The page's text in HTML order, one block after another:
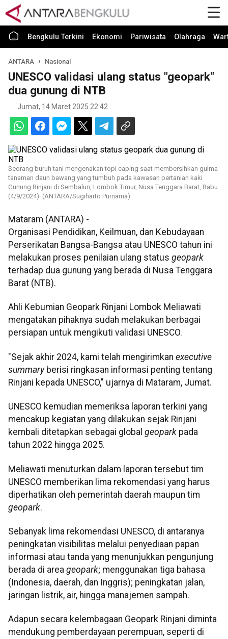
Bengkulu Terkini Ekonomi Pariwisata Olahraga
ANTARA Nasional
UNESCO validasi ulang status "geopark"
dua gunung di NTB
Jumat, 14 Maret 2025 22:42
Seorang buruh tani mengenakan topi caping saat membersihkan gulma
tanaman daun bawang yang tumbuh pada kawasan pertanian kaki
Gunung Rinjani di Sembalun, Lombok Timur, Nusa Tenggara Barat, Rabu
(4/9/2024). (ANTARA/Sugiharto Purnama)
Mataram (ANTARA) -
Organisasi Pendidikan, Keilmuan, dan Kebudayaan
Perserikatan Bangsa-Bangsa atau UNESCO tahun ini
melakukan proses penilaian ulang status geopark
terhadap dua gunung yang berada di Nusa Tenggara
Barat (NTB).
Ahli Kebumian Geopark Rinjani Lombok Meliawati
mengatakan pihaknya sudah melakukan berbagai
persiapan untuk mengikuti validasi UNESCO.
"Sejak akhir 2024, kami telah mengirimkan executive
summaryberisi ringkasan informasi penting tentang
Rinjani kepada UNESCO," ujarnya di Mataram, Jumat.
UNESCO kemudian memeriksa laporan terkini yang
mencakup kegiatan yang dilakukan sejak Rinjani
kembali ditetapkan sebagai global geopark pada
tahun 2022 hingga 2025.
Meliawati menuturkan dalam laporan tersebut tim
UNESCO memberikan lima rekomendasi yang harus
diperhatikan oleh pemerintah daerah maupun tim
geopark.
Sebanyak lima rekomendasi UNESCO, di antaranya
peningkatan visibilitas melalui penyediaan papan
informasi atau tanda yang menunjukkan pengunjung
berada di area geopark; menggunakan tiga bahasa
(Indonesia, daerah, dan Inggris); peningkatan jalan,
jaringan listrik, air, hingga manajemen sampah.
Adapun secara kelembagaan Geopark Rinjani diminta
mendukung pemberdayaan perempuan, seperti di